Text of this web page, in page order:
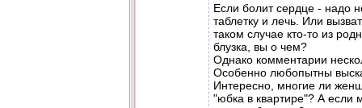
Если болит сердце - надо
таблетку и лечь. Или
таком случае кто-то из
блузка, вы о чем?
Однако комментарии
Особенно любопытны
Интересно, многие ли
"юбка в квартире"? А если